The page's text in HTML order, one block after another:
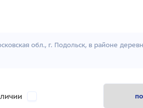
обл., г. Подольск, в районе